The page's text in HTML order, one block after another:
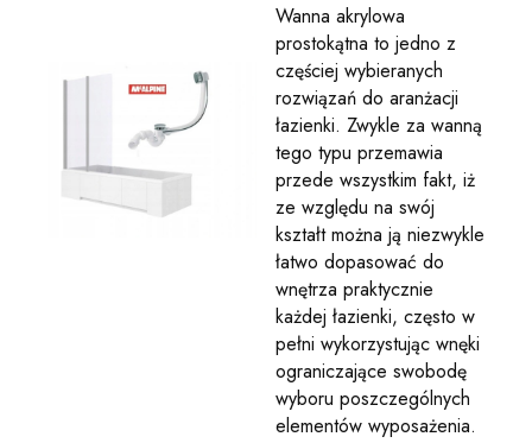
Wanna akrylowa
prostokątna to jedno z
częściej wybieranych
rozwiązań do aranżacji
łazienki. Zwykle za wanną
tego typu przemawia
przede wszystkim fakt, iż
ze względu na swój
kształt można ją niezwykle
łatwo dopasować do
wnętrza praktycznie
każdej łazienki, często w
pełni wykorzystując wnęki
ograniczające swobodę
wyboru poszczególnych
elementów wyposażenia.